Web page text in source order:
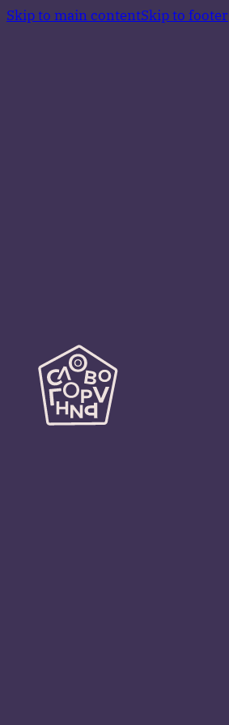
Skip to main contentSkip to footer